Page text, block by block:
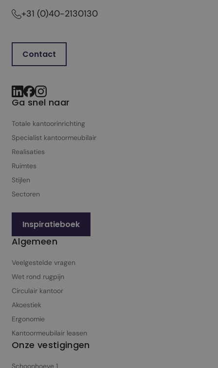
+31 (0)40-2130130
Contact
Ga snel naar
Totale kantoorinrichting
Specialist kantoor­meubilair
Realisaties
Ruimtes
Stijlen
Sectoren
Inspiratieboek
Algemeen
Veelgestelde vragen
Wet rond rugpijn
Circulair kantoor
Akoestiek
Ergonomie
Kantoormeubilair leasen
Onze vestigingen